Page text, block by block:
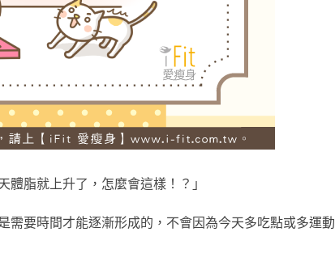
體脂就上升了，怎麼會這樣！？」
要時間才能逐漸形成的，不會因為今天多吃點或多運動